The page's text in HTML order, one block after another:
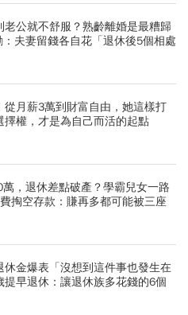
老公就不舒服？熟齡離婚是最糟歸
夫妻留錢各自花「退休後5個相處
從月薪3萬到財富自由，她這樣打
擇權，才是為自己而活的起點
，退休差點破產？學霸兒女一路
掏空存款：賺再多都可能被三座
休金爆表「沒想到這件事也發生在
提早退休：讓退休族多花錢的6個